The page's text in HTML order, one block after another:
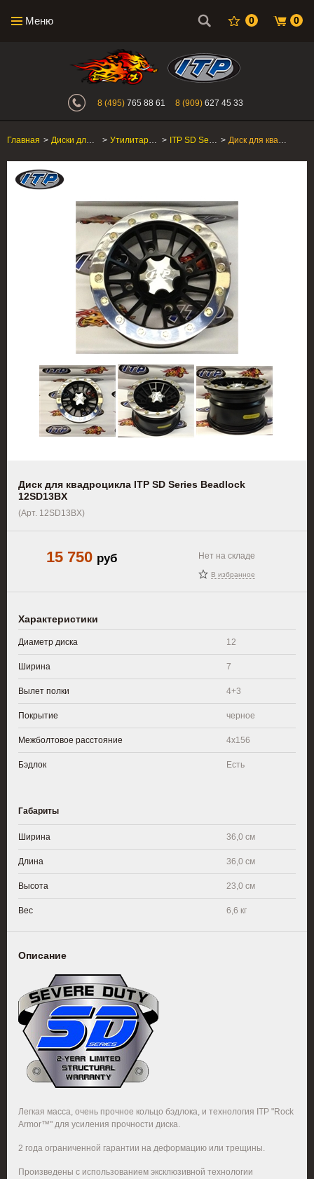
Меню 0 0
Интернет-магазин "Поросенок".
8 (495) 765 88 61 8 (909) 627 45 33
Главная > Диски для квадроцикла > Утилитарные ATV/SxS > ITP SD Series Beadlock > Диск для квадроцикла ITP SD Series Beadlock 12SD13BX
Диск для квадроцикла ITP SD Series Beadlock
12SD13BX
(Арт. 12SD13BX)
15 750 руб Нет на складе
В избранное
Характеристики
Диаметр диска 12
Ширина 7
Вылет полки 4+3
Покрытие черное
Межболтовое расстояние 4x156
Бэдлок Есть
Габариты
Ширина 36,0 см
Длина 36,0 см
Высота 23,0 см
Вес 6,6 кг
Описание
Легкая масса, очень прочное кольцо бэдлока, и технология ITP "Rock
Armor™" для усиления прочности диска.
2 года ограниченной гарантии на деформацию или трещины.
Произведены с использованием эксклюзивной технологии